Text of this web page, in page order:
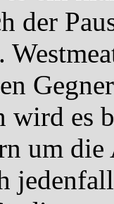
der
es
um